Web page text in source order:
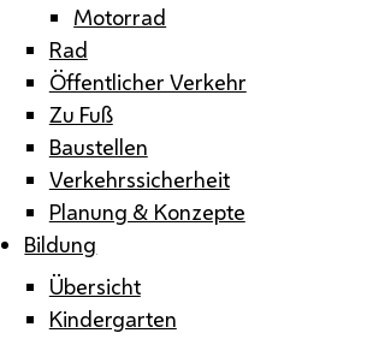
Motorrad
Rad
Öffentlicher Verkehr
Zu Fuß
Baustellen
Verkehrssicherheit
Planung & Konzepte
Bildung
Übersicht
Kindergarten